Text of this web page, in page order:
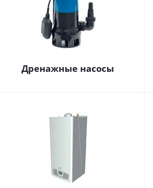
Дренажные насосы